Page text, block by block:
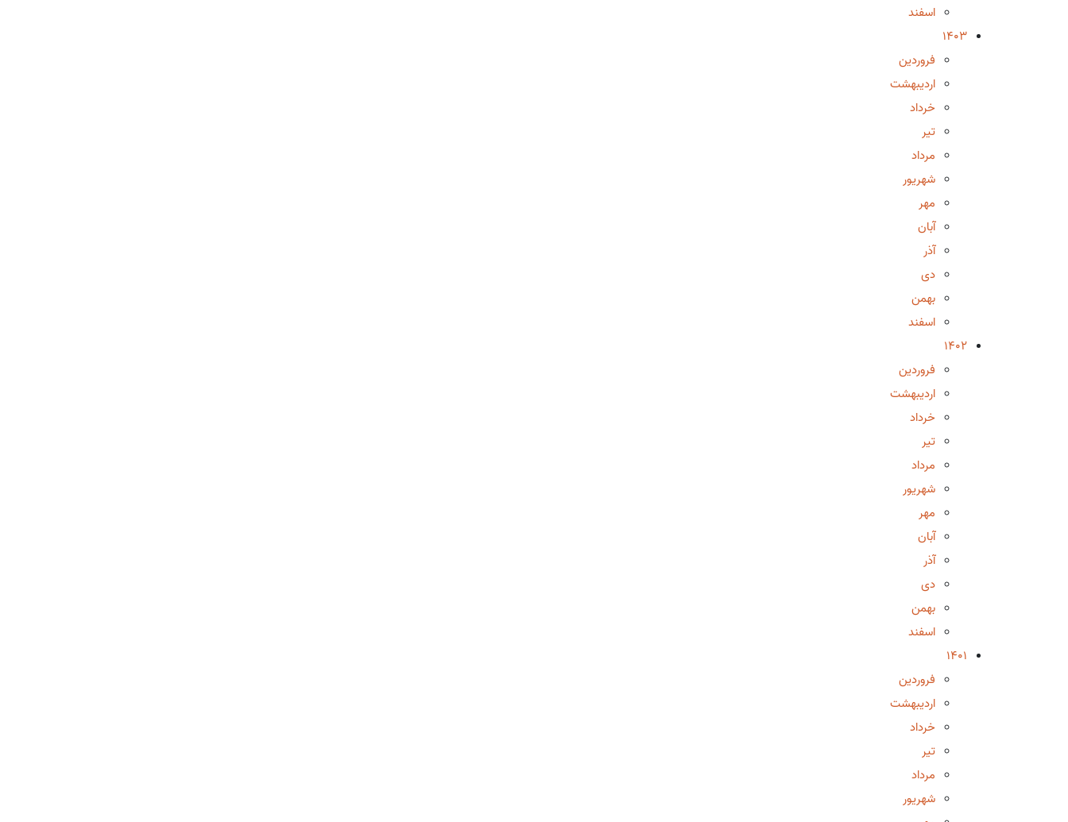
اسفند
1403
فروردین
اردیبهشت
خرداد
تیر
مرداد
شهریور
مهر
آبان
آذر
دی
بهمن
اسفند
1402
فروردین
اردیبهشت
خرداد
تیر
مرداد
شهریور
مهر
آبان
آذر
دی
بهمن
اسفند
1401
فروردین
اردیبهشت
خرداد
تیر
مرداد
شهریور